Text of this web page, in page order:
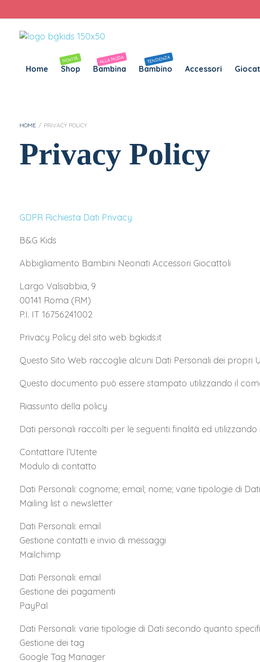
NOME
Home Shop
NOVITÀ
Bambina
ALLA MODA
Bambino
TENDENZA
Accessori
HOME / PRIVACY POLICY
Privacy Policy
GDPR Richiesta Dati Privacy
B&G Kids
Abbigliamento Bambini Neonati Accessori Giocattoli
Largo Valsabbia, 9
00141 Roma (RM)
P.I. IT 16756241002
Privacy Policy del sito web bgkids.it
Questo Sito Web raccoglie alcuni Dati Personali dei propri
Questo documento può essere stampato utilizzando il
Riassunto della policy
Dati personali raccolti per le seguenti finalità ed utilizzando
Contattare l’Utente
Modulo di contatto
Dati Personali: cognome; email; nome; varie tipologie di Dati
Mailing list o newsletter
Dati Personali: email
Gestione contatti e invio di messaggi
Mailchimp
Dati Personali: email
Gestione dei pagamenti
PayPal
Dati Personali: varie tipologie di Dati secondo quanto
Gestione dei tag
Google Tag Manager